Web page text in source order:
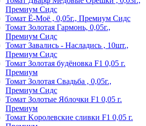
Премиум Сидс
Томат Ё-Моё , 0,05г., Премиум Сидс
Томат Золотая Гармонь, 0,05г.,
Премиум Сидс
Томат Завались - Насладись , 10шт.,
Премиум Сидс
Томат Зoлoтaя бyдёнoвкa F1 0,05 г.
Пpeмиyм
Томат Золотая Свадьба , 0,05г.,
Премиум Сидс
Томат Зoлoтыe Яблoчки F1 0,05 г.
Пpeмиyм
Томат Kopoлeвcкиe cливки F1 0,05 г.